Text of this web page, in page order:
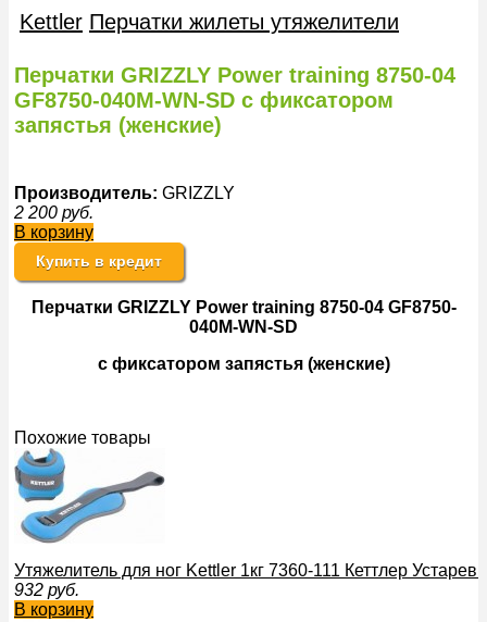
Kettler Перчатки жилеты утяжелители
Перчатки GRIZZLY Power training 8750-04
GF8750-040M-WN-SD с фиксатором
запястья (женские)
Производитель: GRIZZLY
2 200 руб.
В корзину
Купить в кредит
Перчатки GRIZZLY Power training 8750-04 GF8750-
040M-WN-SD
с фиксатором запястья (женские)
Похожие товары
Утяжелитель для ног Kettler 1кг 7360-111 Кеттлер
932 руб.
В корзину